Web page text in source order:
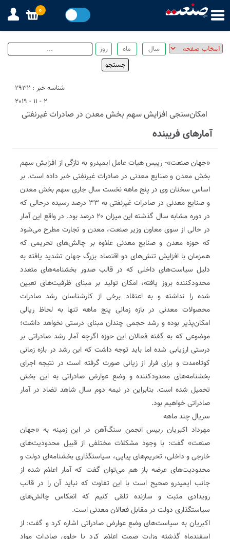
شناسه خبر : 2932
2 - 11 - 2019
امکان‌سنجی افزایش سهم بخش معدن در صادرات غیرنفتی
آمارهای فریبنده
«جهان صنعت»- رییس هیات عامل ایمیدرو به تازگی از افزایش سهم
بخش معدن و صنایع معدنی در صادرات غیرنفتی خبر داده است. بر
اساس سخنان وی در پنج ماهه نخست سال جاری سهم بخش معدن
و صنایع معدنی در صادرات غیرنفتی به ۳۳ درصد رسیده درحالی که
در دوره مشابه سال گذشته این میزان ۲۰ درصد بود. در واقع این آمار
در حالی از سوی معاون وزیر صنعت، معدن و تجارت مطرح می‌شود
که حوزه معدن و صنایع معدنی علاوه بر چالش‌های‌ تحریمی که
همزمان با افزایش تنش‌های دو اقتصاد بزرگ جهان تشدید یافته به
دلیل سیاست‌های داخلی که در قالب صدور بخشنامه‌های متعدد
محدود‌کننده بروز یافته، امکان تولید بر مبنای ظرفیت‌های تعیین
شده را نداشته و به اعتقاد برخی از کارشناسان رشد صادرات
محصولات معدنی در بازه زمانی پنج ماهه تنها به لحاظ ریالی
امکان‌پذیر بوده و رشد حجمی چندان مبنای درستی نخواهد داشت؛
موضوعی که به گفته فعالان این حوزه اگرچه آمار رشد صادراتی بر
درستی ارزیابی شده اما باید توجه داشت که این رشد در بازه زمانی
کوتاه‌مدت و برای فرار از زیانی صورت گرفته است در نتیجه اجرای
بخشنامه‌های محدود‌کننده و وضع عوارض صادراتی به این بخش
تحمیل شده است. بنابراین در نیمه ‌دوم سال شاهد تضاد در آمار
صادراتی خواهیم بود.
سریال چند ماهه
مهرداد اکبریان رییس انجمن سنگ‌آهن در این زمینه به «جهان
صنعت» گفت: با وجود مشکلات مختلفی از قبیل محدودیت‌های
خارجی و داخلی، تحریم‌های پیاپی، سیاستگذاری بخشنامه‌ای دولت و
محدودیت‌های عرضه باز هم می‌توان گفت که آمار اعلام شده از
جانب ایمیدرو صحیح است‌ با این تفاوت که نباید آن را در قالب
رویدادی مثبت و سازنده تلقی کنیم که انعکاس چالش‌های
سیاستگذاری دولت در مقابل فعالان معدنی است.
اکبریان به سیاست‌های وضع عوارض صادراتی اشاره کرد و گفت: از
0